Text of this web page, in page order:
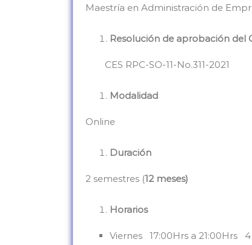
Maestría en Administración de
Resolución de aprobación del
CES RPC-SO-11-No.311-2021
Modalidad
Online
Duración
2 semestres (12 meses)
Horarios
Viernes 17:00Hrs a 21:00Hrs